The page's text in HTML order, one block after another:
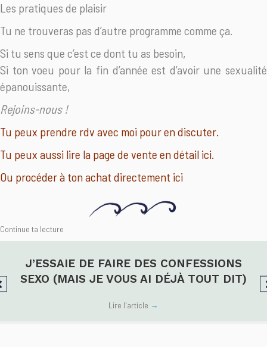
Les pratiques de plaisir
Tu ne trouveras pas d’autre programme comme ça.
Si tu sens que c’est ce dont tu as besoin,
Si ton voeu pour la fin d’année est d’avoir une sexualité
épanouissante,
Rejoins-nous !
Tu peux prendre rdv avec moi pour en discuter.
Tu peux aussi lire la page de vente en détail ici.
Ou procéder à ton achat directement ici
Continue ta lecture
J’ESSAIE DE FAIRE DES CONFESSIONS
SEXO (MAIS JE VOUS AI DÉJÀ TOUT DIT)
Lire l'article →